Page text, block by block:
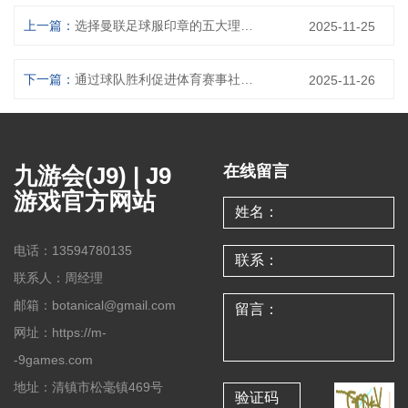
上一篇： 2025-11-25
下一篇： 2025-11-26
九游会(J9) | J9
游戏官方网站
电话：13594780135
联系人：周经理
邮箱：botanical@gmail.com
网址：https://m-
-9games.com
地址：清镇市松毫镇469号
在线留言